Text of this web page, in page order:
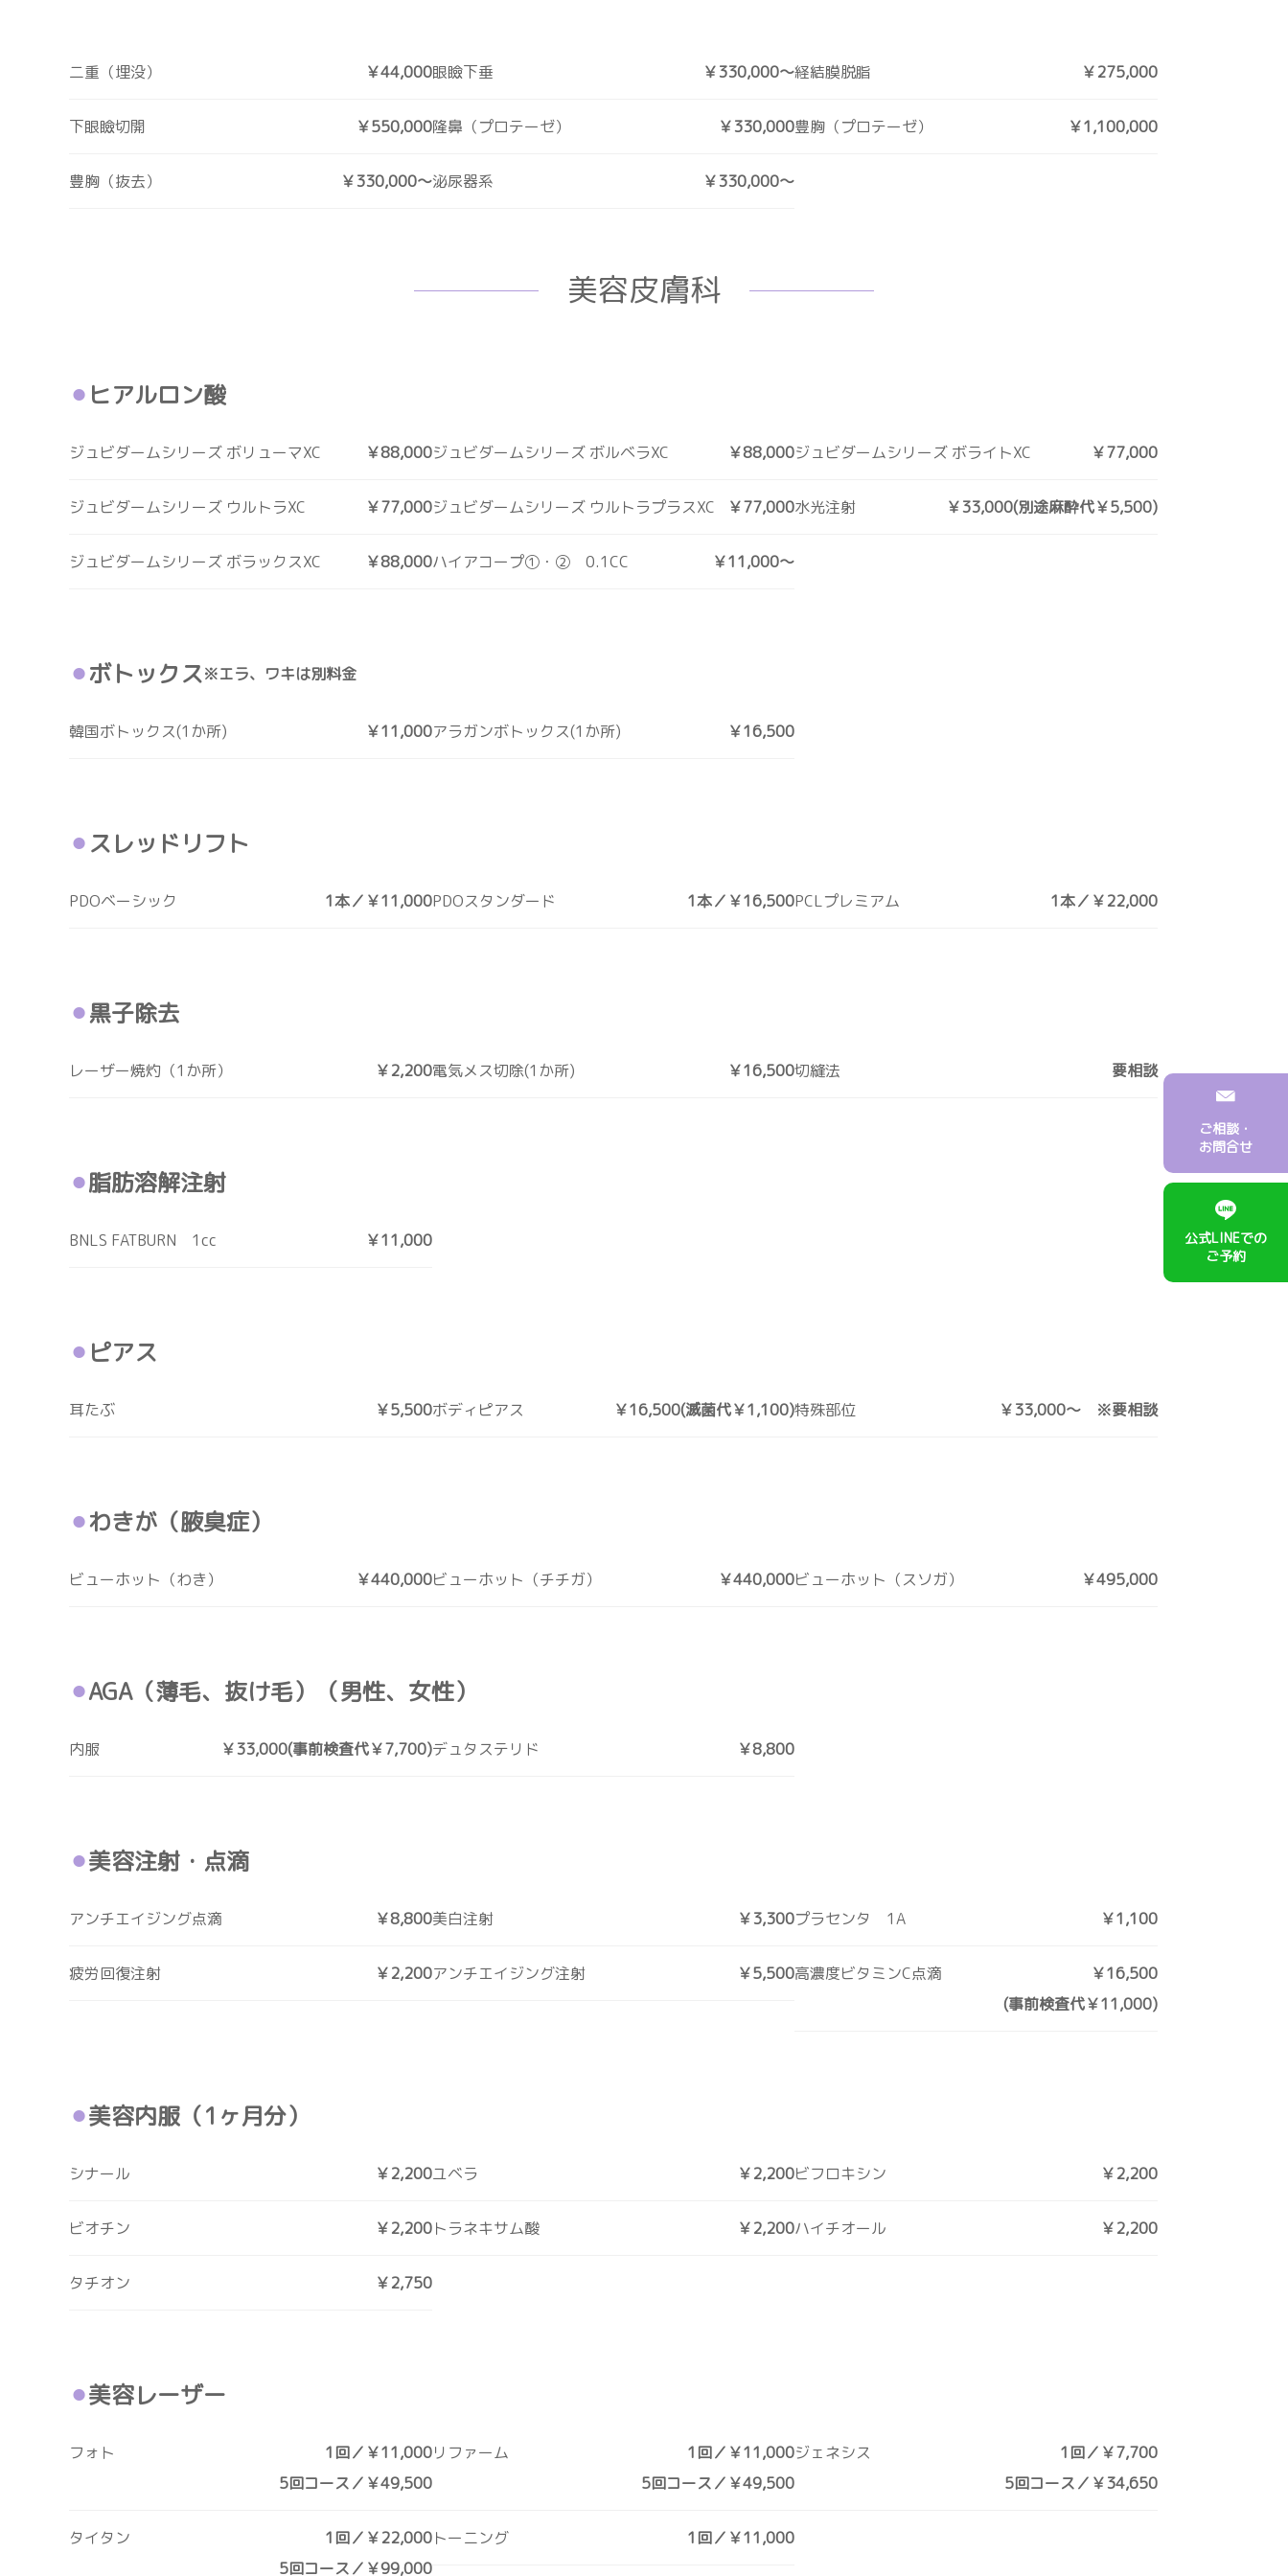
ご相談・
お問合せ
公式LINEでの
ご予約
二重（埋没） ￥44,000
下眼瞼切開 ￥550,000
豊胸（抜去） ￥330,000～
眼瞼下垂 ￥330,000～
隆鼻（プロテーゼ） ￥330,000
泌尿器系 ￥330,000～
経結膜脱脂 ￥275,000
豊胸（プロテーゼ） ￥1,100,000
美容皮膚科
ヒアルロン酸
ジュビダームシリーズ ボリューマXC ￥88,000
ジュビダームシリーズ ウルトラXC ￥77,000
ジュビダームシリーズ ボラックスXC ￥88,000
ジュビダームシリーズ ボルベラXC ￥88,000
ジュビダームシリーズ ウルトラプラスXC ￥77,000
ハイアコープ①・② 0.1CC ￥11,000～
ジュビダームシリーズ ボライトXC ￥77,000
水光注射 ￥33,000(別途麻酔代￥5,500)
ボトックス※エラ、ワキは別料金
韓国ボトックス(1か所) ￥11,000アラガンボトックス(1か所) ￥16,500
スレッドリフト
PDOベーシック 1本／￥11,000PDOスタンダード 1本／￥16,500PCLプレミアム 1本／￥22,000
黒子除去
レーザー焼灼（1か所） ￥2,200電気メス切除(1か所) ￥16,500切縫法 要相談
脂肪溶解注射
BNLS FATBURN 1cc ￥11,000
ピアス
耳たぶ ￥5,500ボディピアス ￥16,500(滅菌代￥1,100)特殊部位 ￥33,000～ ※要相談
わきが（腋臭症）
ビューホット（わき） ￥440,000ビューホット（チチガ） ￥440,000ビューホット（スソガ） ￥495,000
AGA（薄毛、抜け毛）（男性、女性）
内服 ￥33,000(事前検査代￥7,700)デュタステリド ￥8,800
美容注射・点滴
アンチエイジング点滴 ￥8,800
疲労回復注射 ￥2,200
美白注射 ￥3,300
アンチエイジング注射 ￥5,500
プラセンタ 1A ￥1,100
高濃度ビタミンC点滴
￥16,500
(事前検査代￥11,000)
美容内服（1ヶ月分）
シナール ￥2,200
ビオチン ￥2,200
タチオン ￥2,750
ユベラ ￥2,200
トラネキサム酸 ￥2,200
ビフロキシン ￥2,200
ハイチオール ￥2,200
美容レーザー
フォト
1回／￥11,000
5回コース／￥49,500
タイタン
1回／￥22,000
5回コース／￥99,000
リファーム
1回／￥11,000
5回コース／￥49,500
トーニング 1回／￥11,000
ジェネシス
1回／￥7,700
5回コース／￥34,650